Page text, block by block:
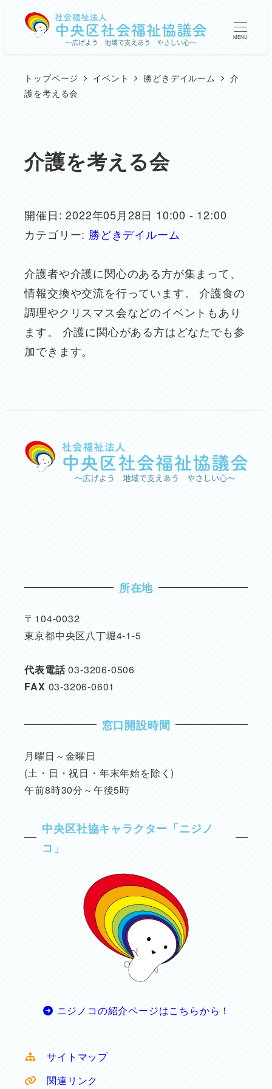
MENU
トップページ イベント 勝どきデイルーム
介
護を考える会
介護を考える会
開催日: 2022年05月28日 10:00 - 12:00
カテゴリー: 勝どきデイルーム
介護者や介護に関心のある方が集まって、
情報交換や交流を行っています。 介護食の
調理やクリスマス会などのイベントもあり
ます。 介護に関心がある方はどなたでも参
加できます。
所在地
〒104-0032
東京都中央区八丁堀4-1-5
代表電話03-3206-0506
FAX 03-3206-0601
窓口開設時間
月曜日～金曜日
(土・日・祝日・年末年始を除く)
午前8時30分～午後5時
中央区社協キャラクター「ニジノ
コ」
ニジノコの紹介ページはこちらから！
サイトマップ
関連リンク